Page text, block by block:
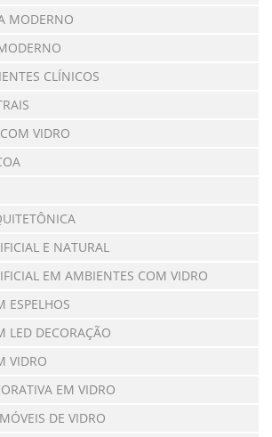
MODERNO
CLÍNICOS
VIDRO
E NATURAL
EM AMBIENTES COM VIDRO
ESPELHOS
LED DECORAÇÃO
VIDRO
EM VIDRO
DE VIDRO